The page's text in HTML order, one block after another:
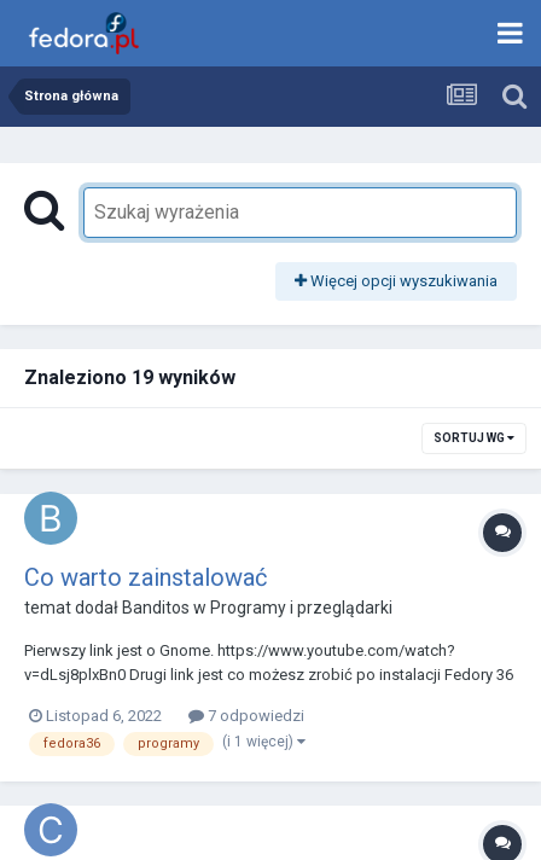
Strona główna
Więcej opcji wyszukiwania
Znaleziono 19 wyników
SORTUJ WG
Co warto zainstalować
temat dodał Banditos w Programy i przeglądarki
Pierwszy link jest o Gnome. https://www.youtube.com/watch?
v=dLsj8plxBn0 Drugi link jest co możesz zrobić po instalacji Fedory 36
Listopad 6, 2022
7 odpowiedzi
fedora36 programy (i 1 więcej)